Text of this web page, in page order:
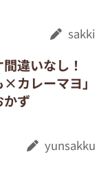
sakki
違いなし！
×カレーマヨ」
ず
yunsakku